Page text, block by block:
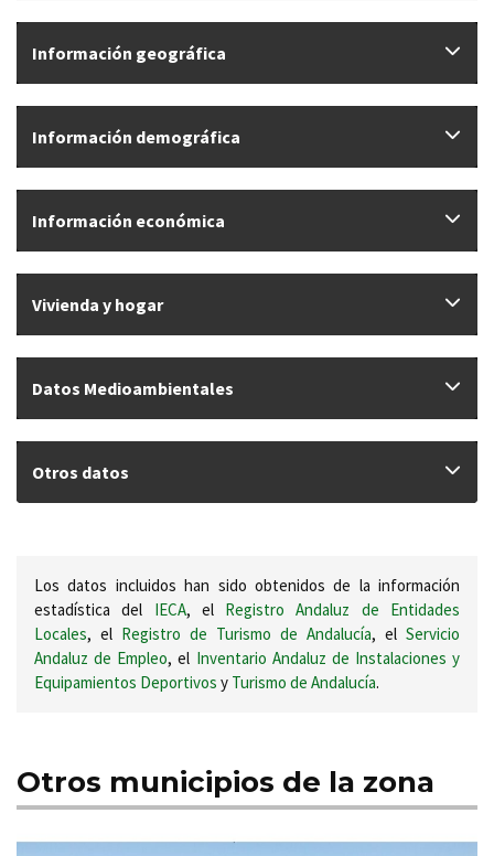
Información geográfica
Información demográfica
Información económica
Vivienda y hogar
Datos Medioambientales
Otros datos
Los datos incluidos han sido obtenidos de la información
estadística del IECA, el Registro Andaluz de Entidades
Locales, el Registro de Turismo de Andalucía, el Servicio
Andaluz de Empleo, el Inventario Andaluz de Instalaciones y
Equipamientos Deportivos y Turismo de Andalucía.
Otros municipios de la zona